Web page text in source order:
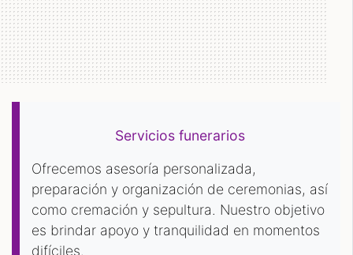
Servicios funerarios
Ofrecemos asesoría personalizada,
preparación y organización de ceremonias, así
como cremación y sepultura. Nuestro objetivo
es brindar apoyo y tranquilidad en momentos
difíciles.